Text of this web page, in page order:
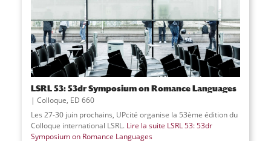
LSRL 53: 53dr Symposium on Romance Languages
Colloque, ED 660
Les 27-30 juin prochains, UPcité organise la 53ème édition du
Colloque international LSRL. Lire la suite LSRL 53: 53dr
Symposium on Romance Languages